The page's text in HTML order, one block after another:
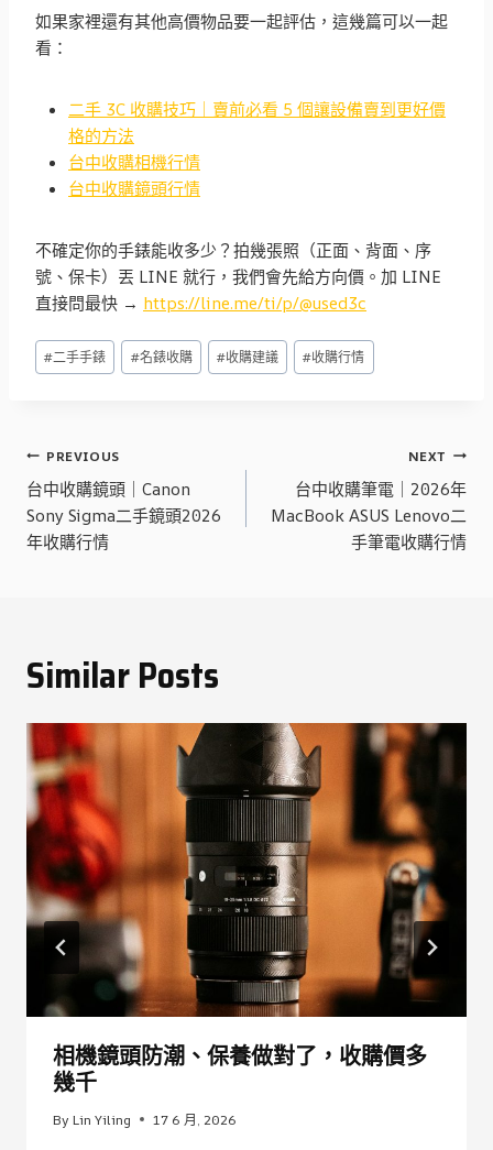
如果家裡還有其他高價物品要一起評估，這幾篇可以一起
看：
二手 3C 收購技巧｜賣前必看 5 個讓設備賣到更好價
格的方法
台中收購相機行情
台中收購鏡頭行情
不確定你的手錶能收多少？拍幾張照（正面、背面、序
號、保卡）丟 LINE 就行，我們會先給方向價。加 LINE
直接問最快 → https://line.me/ti/p/@used3c
Post
Tags:
#二手手錶 #名錶收購 #收購建議 #收購行情
文
章
導
PREVIOUS
台中收購鏡頭｜Canon
Sony Sigma二手鏡頭2026
年收購行情
NEXT
台中收購筆電｜2026年
MacBook ASUS Lenovo二
手筆電收購行情
Similar Posts
相機鏡頭防潮、保養做對了，收購價多
幾千
By Lin Yiling 17 6 月, 2026